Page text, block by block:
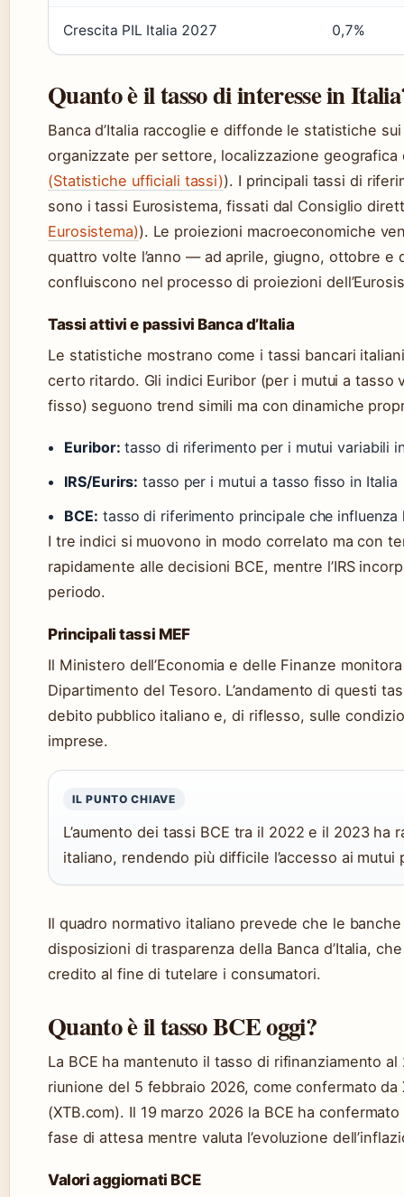
Crescita PIL Italia 2027 0,7%
Quanto è il tasso di interesse in
Banca d’Italia raccoglie e diffonde le statistiche
organizzate per settore, localizzazione
(Statistiche ufficiali tassi)). I principali tassi di
sono i tassi Eurosistema, fissati dal Consiglio
Eurosistema)). Le proiezioni macroeconomiche
quattro volte l’anno — ad aprile, giugno, ottobre
confluiscono nel processo di proiezioni
Tassi attivi e passivi Banca d’Italia
Le statistiche mostrano come i tassi bancari
certo ritardo. Gli indici Euribor (per i mutui a tasso
fisso) seguono trend simili ma con dinamiche
Euribor: tasso di riferimento per i mutui variabili
IRS/Eurirs: tasso per i mutui a tasso fisso in Italia
BCE: tasso di riferimento principale che influenza
I tre indici si muovono in modo correlato ma con
rapidamente alle decisioni BCE, mentre l’IRS
periodo.
Principali tassi MEF
Il Ministero dell’Economia e delle Finanze
Dipartimento del Tesoro. L’andamento di questi
debito pubblico italiano e, di riflesso, sulle
imprese.
IL PUNTO CHIAVE
L’aumento dei tassi BCE tra il 2022 e il 2023
italiano, rendendo più difficile l’accesso ai mutui
Il quadro normativo italiano prevede che le
disposizioni di trasparenza della Banca d’Italia,
credito al fine di tutelare i consumatori.
Quanto è il tasso BCE oggi?
La BCE ha mantenuto il tasso di rifinanziamento
riunione del 5 febbraio 2026, come confermato da
(XTB.com). Il 19 marzo 2026 la BCE ha
fase di attesa mentre valuta l’evoluzione
Valori aggiornati BCE